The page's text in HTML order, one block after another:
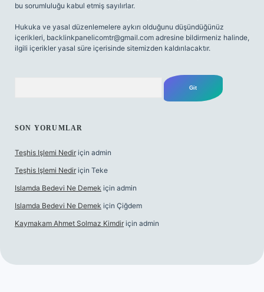
bu sorumluluğu kabul etmiş sayılırlar.
Hukuka ve yasal düzenlemelere aykırı olduğunu düşündüğünüz
içerikleri, backlinkpanelicomtr@gmail.com adresine bildirmeniz halinde,
ilgili içerikler yasal süre içerisinde sitemizden kaldırılacaktır.
SON YORUMLAR
Teşhis Işlemi Nedir için admin
Teşhis Işlemi Nedir için Teke
Islamda Bedevi Ne Demek için admin
Islamda Bedevi Ne Demek için Çiğdem
Kaymakam Ahmet Solmaz Kimdir için admin